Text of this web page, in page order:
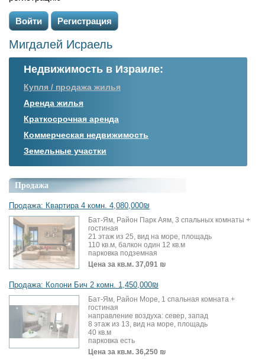
Войти Регистрация
Мигдалей Исраель
Недвижимость в Израиле:
Купля / продажа жилья
Аренда жилья
Краткосрочная аренда
Коммерческая недвижимость
Земельные участки
Продажа
Продажа: Квартира 4 комн. 4,080,000₪
Бат-Ям, Район Парк Аям, 3 спальных комнаты +
гостиная
21 этаж из 25, вид на море, площадь
110 кв.м, балкон один 12 кв.м
парковка подземная
Цена за кв.м. 37,091 ₪
Продажа: Колони Бич 2 комн. 1,450,000₪
Бат-Ям, Район Море, 1 спальная комната +
гостиная
направление воздуха: север, запад
8 этаж из 13, вид на море, площадь
40 кв.м
парковка есть
Цена за кв.м. 36,250 ₪